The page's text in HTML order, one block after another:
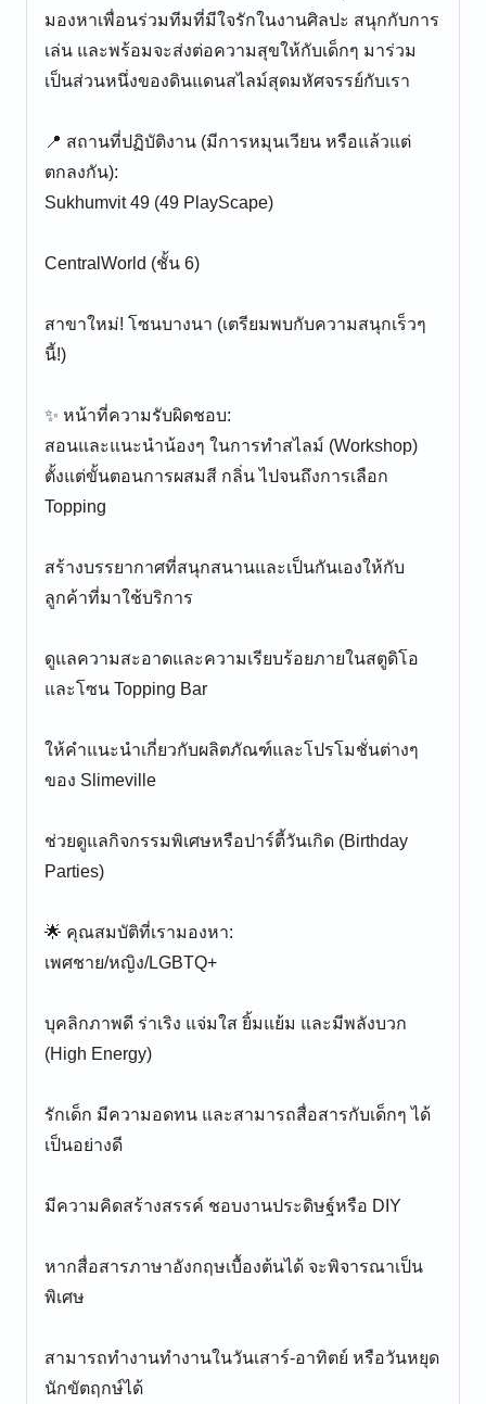
มองหาเพื่อนร่วมทีมที่มีใจรักในงานศิลปะ สนุกกับการ
เล่น และพร้อมจะส่งต่อความสุขให้กับเด็กๆ มาร่วม
เป็นส่วนหนึ่งของดินแดนสไลม์สุดมหัศจรรย์กับเรา
📍 สถานที่ปฏิบัติงาน (มีการหมุนเวียน หรือแล้วแต่
ตกลงกัน):
Sukhumvit 49 (49 PlayScape)
CentralWorld (ชั้น 6)
สาขาใหม่! โซนบางนา (เตรียมพบกับความสนุกเร็วๆ
นี้!)
✨ หน้าที่ความรับผิดชอบ:
สอนและแนะนำน้องๆ ในการทำสไลม์ (Workshop)
ตั้งแต่ขั้นตอนการผสมสี กลิ่น ไปจนถึงการเลือก
Topping
สร้างบรรยากาศที่สนุกสนานและเป็นกันเองให้กับ
ลูกค้าที่มาใช้บริการ
ดูแลความสะอาดและความเรียบร้อยภายในสตูดิโอ
และโซน Topping Bar
ให้คำแนะนำเกี่ยวกับผลิตภัณฑ์และโปรโมชั่นต่างๆ
ของ Slimeville
ช่วยดูแลกิจกรรมพิเศษหรือปาร์ตี้วันเกิด (Birthday
Parties)
🌟 คุณสมบัติที่เรามองหา:
เพศชาย/หญิง/LGBTQ+
บุคลิกภาพดี ร่าเริง แจ่มใส ยิ้มแย้ม และมีพลังบวก
(High Energy)
รักเด็ก มีความอดทน และสามารถสื่อสารกับเด็กๆ ได้
เป็นอย่างดี
มีความคิดสร้างสรรค์ ชอบงานประดิษฐ์หรือ DIY
หากสื่อสารภาษาอังกฤษเบื้องต้นได้ จะพิจารณาเป็น
พิเศษ
สามารถทำงานทำงานในวันเสาร์-อาทิตย์ หรือวันหยุด
นักขัตฤกษ์ได้